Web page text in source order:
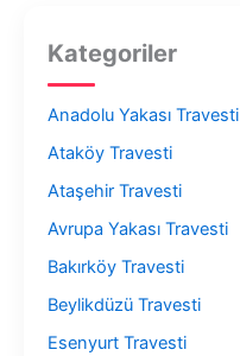
Kategoriler
Anadolu Yakası Travesti
Ataköy Travesti
Ataşehir Travesti
Avrupa Yakası Travesti
Bakırköy Travesti
Beylikdüzü Travesti
Esenyurt Travesti